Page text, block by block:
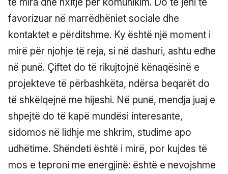
favorizuar në marrëdhëniet sociale dhe
kontaktet e përditshme. Ky është një moment i
mirë për njohje të reja, si në dashuri, ashtu edhe
në punë. Çiftet do të rikujtojnë kënaqësinë e
projekteve të përbashkëta, ndërsa beqarët do
të shkëlqejnë me hijeshi. Në punë, mendja juaj e
shpejtë do të kapë mundësi interesante,
sidomos në lidhje me shkrim, studime apo
udhëtime. Shëndeti është i mirë, por kujdes të
mos e teproni me energjinë: është e nevojshme